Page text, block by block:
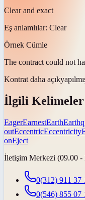
Clear and exact
Eş anlamlılar: Clear
Örnek Cümle
The contract could not
Kontrat daha açık
İlgili Kelimeler
EagerEarnestEarth
outEccentricEccentricity
onEject
İletişim Merkezi (09.00 -
0(312) 911 37
0(546) 855 07